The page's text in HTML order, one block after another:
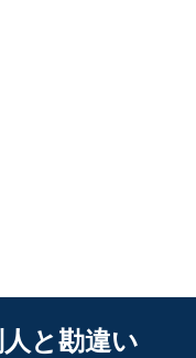
と勘違い